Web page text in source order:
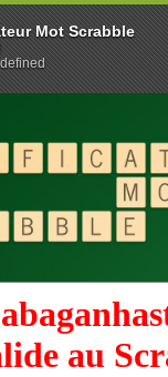
au
Mot Scrabble